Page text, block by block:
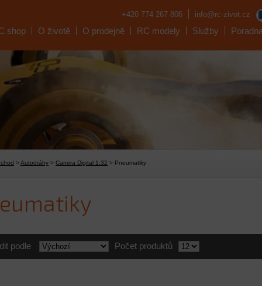
+420 774 267 806 info@rc-zivot.cz
shop O životě O prodejně RC modely Služby
>Autodráhy > Carrera Digital 1:32 > Pneumatiky
podle Počet produktů